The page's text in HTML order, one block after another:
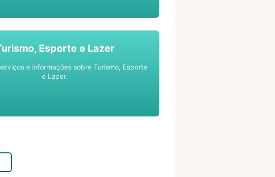
Esporte e Lazer
e informações sobre Turismo, Esporte
e Lazer.